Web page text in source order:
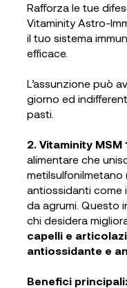
Rafforza le tue
Vitaminity Astro-
il tuo sistema
efficace.
L’assunzione può
giorno ed
pasti.
2. Vitaminity MSM
alimentare che
antiossidanti come
da agrumi. Questo
chi desidera
capelli e
antiossidante e
Benefici principali: